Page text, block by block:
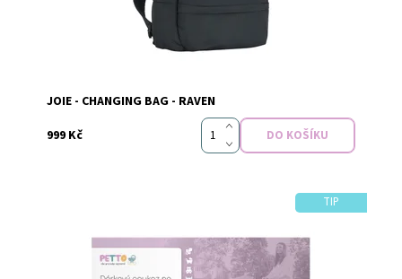
Značka:
JOIE - CHANGING BAG - RAVEN
999 Kč
TIP
Dostupnost: Skladem